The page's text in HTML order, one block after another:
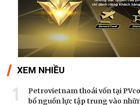
XEM NHIỀU
1
Petrovietnam thoái vốn tại
bổ nguồn lực tập trung vào